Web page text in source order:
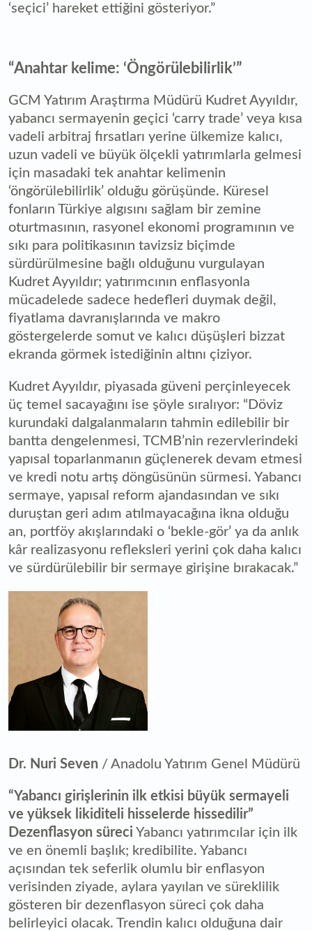
‘seçici’ hareket ettiğini gösteriyor.”
“Anahtar kelime: ‘Öngörülebilirlik’”
GCM Yatırım Araştırma Müdürü Kudret Ayyıldır,
yabancı sermayenin geçici ‘carry trade’ veya kısa
vadeli arbitraj fırsatları yerine ülkemize kalıcı,
uzun vadeli ve büyük ölçekli yatırımlarla gelmesi
için masadaki tek anahtar kelimenin
‘öngörülebilirlik’ olduğu görüşünde. Küresel
fonların Türkiye algısını sağlam bir zemine
oturtmasının, rasyonel ekonomi programının ve
sıkı para politikasının tavizsiz biçimde
sürdürülmesine bağlı olduğunu vurgulayan
Kudret Ayyıldır; yatırımcının enflasyonla
mücadelede sadece hedefleri duymak değil,
fiyatlama davranışlarında ve makro
göstergelerde somut ve kalıcı düşüşleri bizzat
ekranda görmek istediğinin altını çiziyor.
Kudret Ayyıldır, piyasada güveni perçinleyecek
üç temel sacayağını ise şöyle sıralıyor: “Döviz
kurundaki dalgalanmaların tahmin edilebilir bir
bantta dengelenmesi, TCMB’nin rezervlerindeki
yapısal toparlanmanın güçlenerek devam etmesi
ve kredi notu artış döngüsünün sürmesi. Yabancı
sermaye, yapısal reform ajandasından ve sıkı
duruştan geri adım atılmayacağına ikna olduğu
an, portföy akışlarındaki o ‘bekle-gör’ ya da anlık
kâr realizasyonu refleksleri yerini çok daha kalıcı
ve sürdürülebilir bir sermaye girişine bırakacak.”
Dr. Nuri Seven / Anadolu Yatırım Genel Müdürü
“Yabancı girişlerinin ilk etkisi büyük sermayeli
ve yüksek likiditeli hisselerde hissedilir”
Dezenflasyon süreci Yabancı yatırımcılar için ilk
ve en önemli başlık; kredibilite. Yabancı
açısından tek seferlik olumlu bir enflasyon
verisinden ziyade, aylara yayılan ve süreklilik
gösteren bir dezenflasyon süreci çok daha
belirleyici olacak. Trendin kalıcı olduğuna dair